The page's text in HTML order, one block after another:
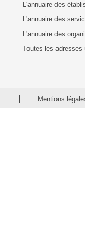
L'annuaire des
L'annuaire des
L'annuaire des
Toutes les adresses
Mentions